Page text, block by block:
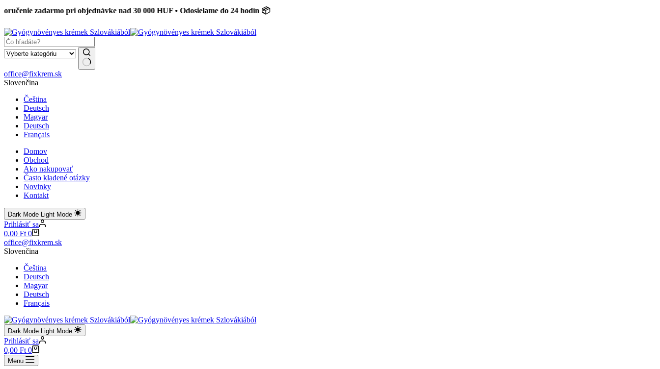
zadarmo pri objednávke nad 30 000 HUF • Odosielame do 24 hodín 📦
No
results
office@fixkrem.sk
Slovenčina
Čeština
Deutsch
Magyar
Deutsch
Français
Domov
Obchod
Ako nakupovať
Často kladené otázky
Novinky
Kontakt
Dark Mode Light Mode
Prihlásiť sa
Shopping
cart
0,00 Ft 0
office@fixkrem.sk
Slovenčina
Čeština
Deutsch
Magyar
Deutsch
Français
Dark Mode Light Mode
Prihlásiť sa
Shopping
cart
0,00 Ft 0
Menu